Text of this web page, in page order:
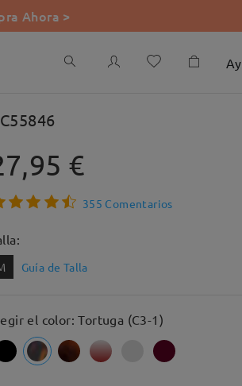
Ahora >
€
355 Comentarios
Guía de Talla
el color: Tortuga (C3-1)